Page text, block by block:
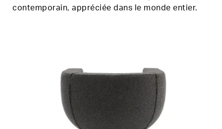
contemporain, appréciée dans le monde entier.